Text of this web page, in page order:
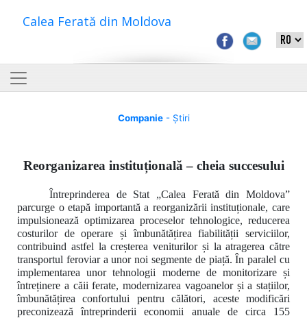
Calea Ferată din Moldova
Companie- Știri
Reorganizarea instituțională – cheia succesului
Întreprinderea de Stat „Calea Ferată din Moldova”
parcurge o etapă importantă a reorganizării instituționale, care
impulsionează optimizarea proceselor tehnologice, reducerea
costurilor de operare și îmbunătățirea fiabilității serviciilor,
contribuind astfel la creșterea veniturilor și la atragerea către
transportul feroviar a unor noi segmente de piață. În paralel cu
implementarea unor tehnologii moderne de monitorizare și
întreținere a căii ferate, modernizarea vagoanelor și a stațiilor,
îmbunătățirea confortului pentru călători, aceste modificări
preconizează întreprinderii economii anuale de circa 155